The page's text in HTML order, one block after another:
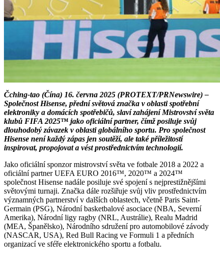
Čching-tao (Čína) 16. června 2025 (PROTEXT/PRNewswire) –
Společnost Hisense, přední světová značka v oblasti spotřební
elektroniky a domácích spotřebičů, slaví zahájení Mistrovství světa
klubů FIFA 2025™ jako oficiální partner, čímž posiluje svůj
dlouhodobý závazek v oblasti globálního sportu. Pro společnost
Hisense není každý zápas jen soutěží, ale také příležitostí
inspirovat, propojovat a vést prostřednictvím technologií.
Jako oficiální sponzor mistrovství světa ve fotbale 2018 a 2022 a
oficiální partner UEFA EURO 2016™, 2020™ a 2024™
společnost Hisense nadále posiluje své spojení s nejprestižnějšími
světovými turnaji. Značka dále rozšiřuje svůj vliv prostřednictvím
významných partnerství v dalších oblastech, včetně Paris Saint-
Germain (PSG), Národní basketbalové asociace (NBA, Severní
Amerika), Národní ligy ragby (NRL, Austrálie), Realu Madrid
(MEA, Španělsko), Národního sdružení pro automobilové závody
(NASCAR, USA), Red Bull Racing ve Formuli 1 a předních
organizací ve sféře elektronického sportu a fotbalu.